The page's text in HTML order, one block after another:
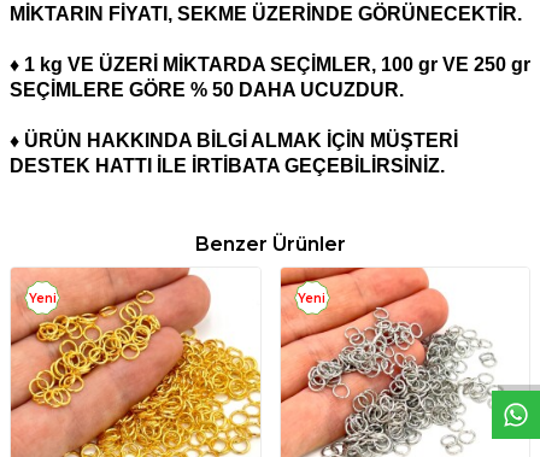
MİKTARIN FİYATI, SEKME ÜZERİNDE GÖRÜNECEKTİR.
♦ 1 kg VE ÜZERİ MİKTARDA SEÇİMLER, 100 gr VE 250 gr
SEÇİMLERE GÖRE % 50 DAHA UCUZDUR.
♦ ÜRÜN HAKKINDA BİLGİ ALMAK İÇİN MÜŞTERİ
DESTEK HATTI İLE İRTİBATA GEÇEBİLİRSİNİZ.
Benzer Ürünler
Yeni Yeni